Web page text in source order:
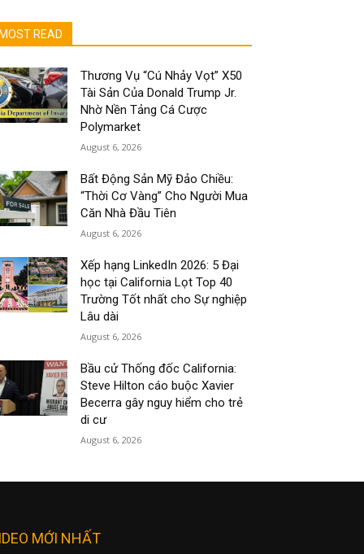
MOST READ
Thương Vụ “Cú Nhảy Vọt” X50
Tài Sản Của Donald Trump Jr.
Nhờ Nền Tảng Cá Cược
Polymarket
August 6, 2026
Bất Động Sản Mỹ Đảo Chiều:
“Thời Cơ Vàng” Cho Người Mua
Căn Nhà Đầu Tiên
August 6, 2026
Xếp hạng LinkedIn 2026: 5 Đại
học tại California Lọt Top 40
Trường Tốt nhất cho Sự nghiệp
Lâu dài
August 6, 2026
Bầu cử Thống đốc California:
Steve Hilton cáo buộc Xavier
Becerra gây nguy hiểm cho trẻ
di cư
August 6, 2026
MỚI NHẤT